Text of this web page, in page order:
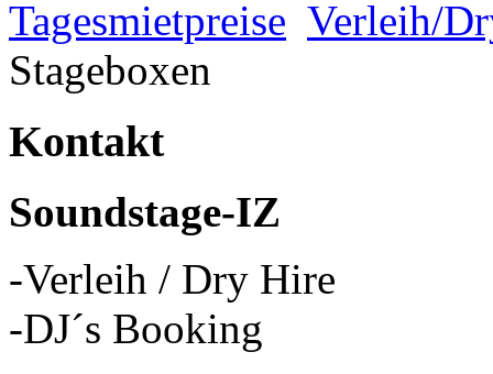
Tagesmietpreise Verleih/
Stageboxen
Kontakt
Soundstage-IZ
-Verleih / Dry Hire
-DJ´s Booking